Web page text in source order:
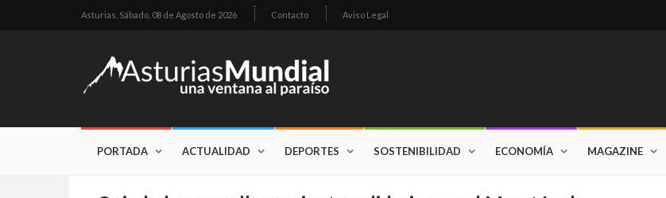
Asturias, Sábado, 08 de Agosto de 2026 Contacto Aviso Legal
PORTADA ACTUALIDAD DEPORTES SOSTENIBILIDAD ECONOMÍA MAGAZINE